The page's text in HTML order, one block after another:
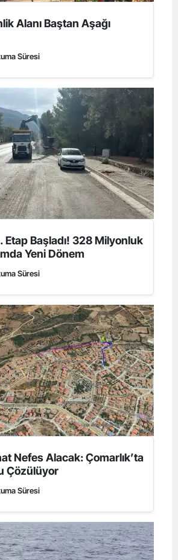
Alanı Baştan Aşağı
Süresi
Başladı! 328 Milyonluk
Yeni Dönem
Süresi
Nefes Alacak: Çomarlık’ta
Çözülüyor
Süresi